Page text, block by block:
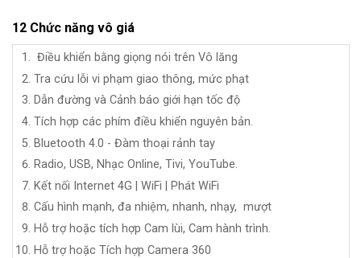
12 Chức năng vô giá
Điều khiển bằng giọng nói trên Vô lăng
Tra cứu lỗi vi phạm giao thông, mức phạt
Dẫn đường và Cảnh báo giới hạn tốc độ
Tích hợp các phím điều khiển nguyên bản.
Bluetooth 4.0 - Đàm thoại rảnh tay
Radio, USB, Nhạc Online, Tivi, YouTube.
Kết nối Internet 4G | WiFi | Phát WiFi
Cấu hình mạnh, đa nhiệm, nhanh, nhạy, mượt
Hỗ trợ hoặc tích hợp Cam lùi, Cam hành trình.
Hỗ trợ hoặc Tích hợp Camera 360